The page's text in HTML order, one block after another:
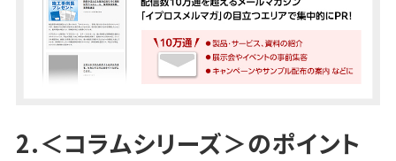
2.＜コラムシリーズ＞のポイント